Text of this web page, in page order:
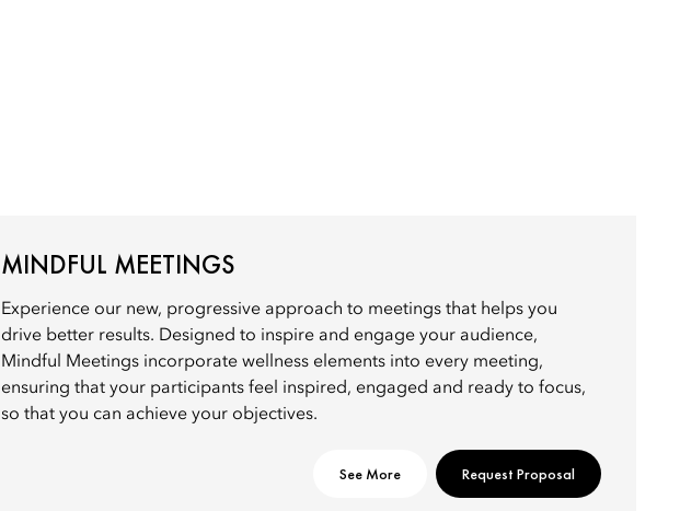
MINDFUL MEETINGS
Experience our new, progressive approach to meetings that helps you
drive better results. Designed to inspire and engage your audience,
Mindful Meetings incorporate wellness elements into every meeting,
ensuring that your participants feel inspired, engaged and ready to focus,
so that you can achieve your objectives.
See More Request Proposal